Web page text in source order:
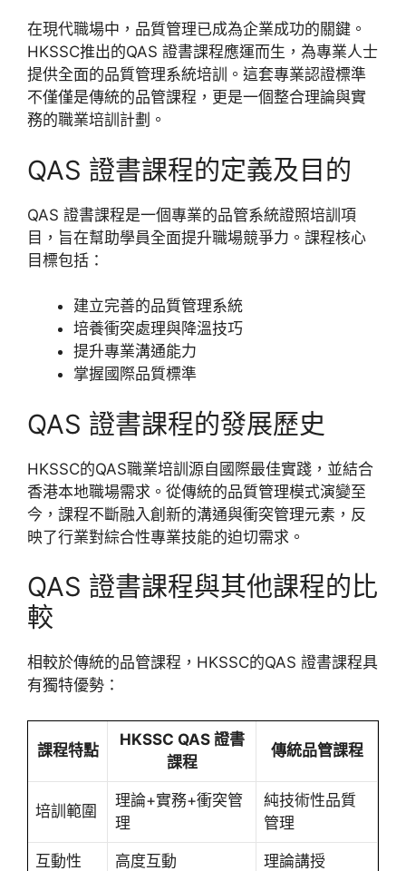
在現代職場中，品質管理已成為企業成功的關鍵。
HKSSC推出的QAS 證書課程應運而生，為專業人士
提供全面的品質管理系統培訓。這套專業認證標準
不僅僅是傳統的品管課程，更是一個整合理論與實
務的職業培訓計劃。
QAS 證書課程的定義及目的
QAS 證書課程是一個專業的品管系統證照培訓項
目，旨在幫助學員全面提升職場競爭力。課程核心
目標包括：
建立完善的品質管理系統
培養衝突處理與降溫技巧
提升專業溝通能力
掌握國際品質標準
QAS 證書課程的發展歷史
HKSSC的QAS職業培訓源自國際最佳實踐，並結合
香港本地職場需求。從傳統的品質管理模式演變至
今，課程不斷融入創新的溝通與衝突管理元素，反
映了行業對綜合性專業技能的迫切需求。
QAS 證書課程與其他課程的比
較
相較於傳統的品管課程，HKSSC的QAS 證書課程具
有獨特優勢：
課程特點
HKSSC QAS 證書
課程
傳統品管課程
培訓範圍
理論+實務+衝突管
理
純技術性品質
管理
互動性 高度互動 理論講授